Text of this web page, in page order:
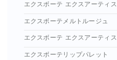
エクスボーテ エクスアーティ
エクスボーテメルトルージュ
エクスボーテ エクスアーティ
エクスボーテリップパレット